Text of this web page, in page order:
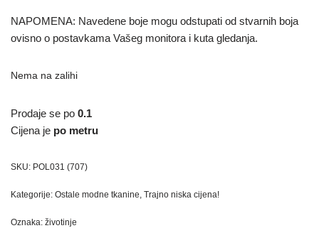
NAPOMENA: Navedene boje mogu odstupati od stvarnih boja
ovisno o postavkama Vašeg monitora i kuta gledanja.
Nema na zalihi
Prodaje se po 0.1
Cijena je po metru
SKU: POL031 (707)
Kategorije: Ostale modne tkanine, Trajno niska cijena!
Oznaka: životinje